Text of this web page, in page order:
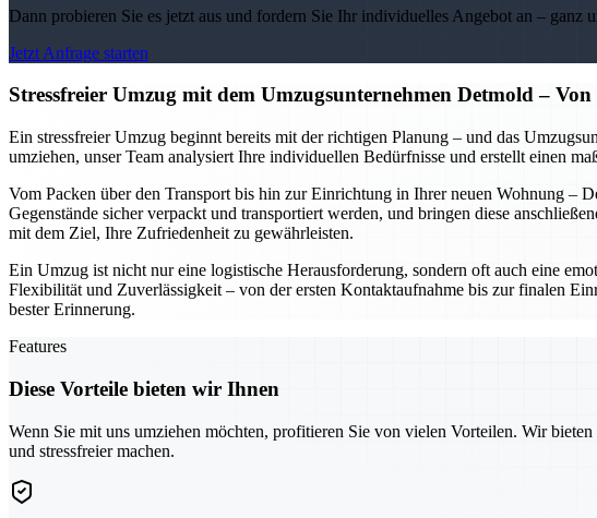
Dann probieren Sie es jetzt aus und fordern Sie Ihr individuelles Angebot an – ganz
Jetzt Anfrage starten
Stressfreier Umzug mit dem Umzugsunternehmen Detmold –
Ein stressfreier Umzug beginnt bereits mit der richtigen Planung – und das
umziehen, unser Team analysiert Ihre individuellen Bedürfnisse und erstellt einen
Vom Packen über den Transport bis hin zur Einrichtung in Ihrer neuen Wohnung –
Gegenstände sicher verpackt und transportiert werden, und bringen diese
mit dem Ziel, Ihre Zufriedenheit zu gewährleisten.
Ein Umzug ist nicht nur eine logistische Herausforderung, sondern oft auch eine
Flexibilität und Zuverlässigkeit – von der ersten Kontaktaufnahme bis zur finalen
bester Erinnerung.
Features
Diese Vorteile bieten wir Ihnen
Wenn Sie mit uns umziehen möchten, profitieren Sie von vielen Vorteilen. Wir
und stressfreier machen.